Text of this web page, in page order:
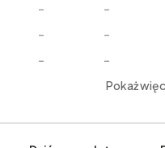
–
–
–
–
–
–
–
Pokaż